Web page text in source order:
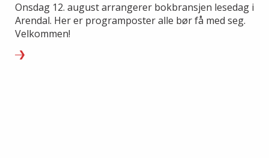
Onsdag 12. august arrangerer bokbransjen lesedag i
Arendal. Her er programposter alle bør få med seg.
Velkommen!